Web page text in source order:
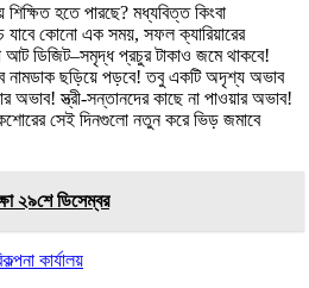
শিক্ষিত হতে পারছে? মধ্যবিত্ত কিংবা
যাবে কোনো এক সময়, সফল ক্যারিয়ারের
আট ডিজিট–সমৃদ্ধ প্রচুর টাকাও জমে থাকবে!
নামডাক ছড়িয়ে পড়বে! তবু একটি অদৃশ্য অভাব
অভাব! স্ত্রী-সন্তানদের কাছে না পাওয়ার অভাব!
সেই দিনগুলো নতুন করে ভিড় জমাবে
২৯শে ডিসেম্বর
কার্যালয়